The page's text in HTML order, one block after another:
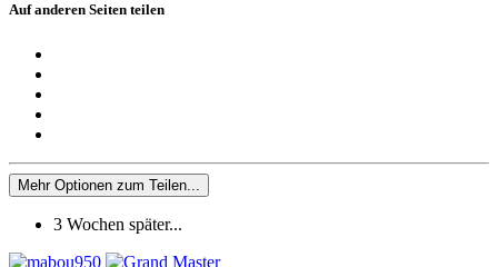
Auf anderen Seiten teilen
Mehr Optionen zum Teilen...
3 Wochen später...